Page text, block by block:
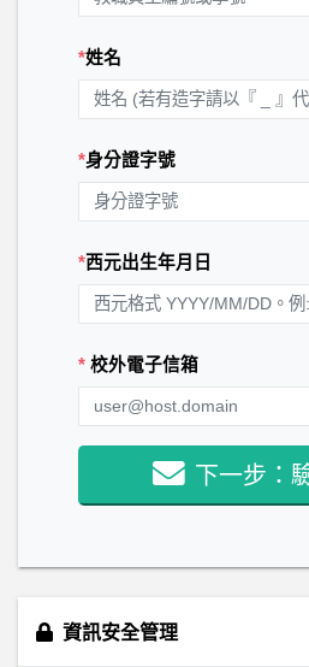
*姓名
*身分證字號
*西元出生年月日
* 校外電子信箱
下一步：
資訊安全管理